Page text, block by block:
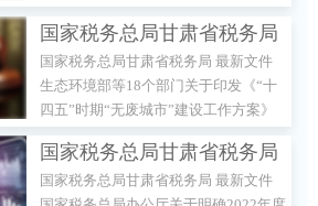
国家税务总局甘肃省税务局
最新文件 生态环境部等18个
部门关于印发《“十四五”时
期“无废城市”建设工作方
案》的通知
国家税务总局甘肃省税务局 最新文件
生态环境部等18个部门关于印发《“十
四五”时期“无废城市”建设工作方案》
的通知
国家税务总局甘肃省税务局
最新文件 国家税务总局办公
国家税务总局甘肃省税务局 最新文件